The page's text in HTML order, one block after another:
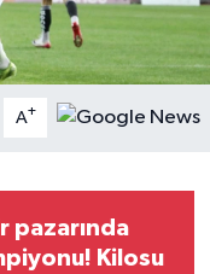
A+
pazarında
Kilosu